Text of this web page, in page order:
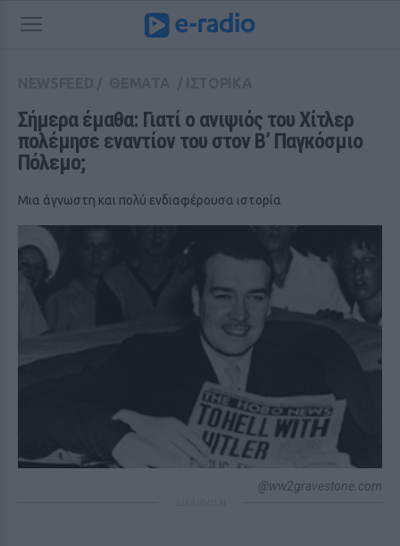
Σήμερα έμαθα: Γιατί ο ανιψιός του Χίτλερ
πολέμησε εναντίον του στον Β’ Παγκόσμιο
Πόλεμο;
Μια άγνωστη και πολύ ενδιαφέρουσα ιστορία
@ww2gravestone.com